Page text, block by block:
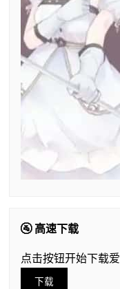
🚰 高速下载
点击按钮开始下载
下载